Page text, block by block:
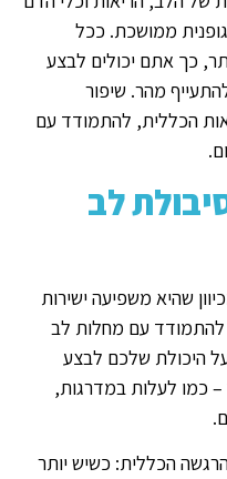
ממושכת. ככל
כך אתם יכולים לבצע
מהר. שיפור
הכללית, להתמודד עם
לב
שהיא משפיעה ישירות
להתמודד עם מחלות לב
היכולת שלכם לבצע
– כמו לעלות במדרגות,
הכללית: כשיש יותר